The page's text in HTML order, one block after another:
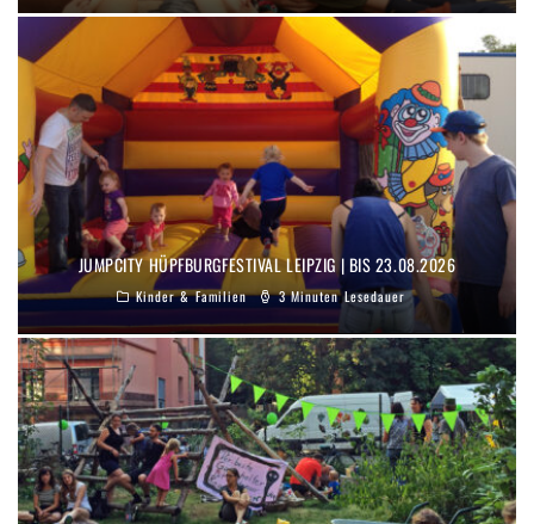
JUMPCITY HÜPFBURGFESTIVAL LEIPZIG | BIS 23.08.2026
Kinder & Familien 3 Minuten Lesedauer